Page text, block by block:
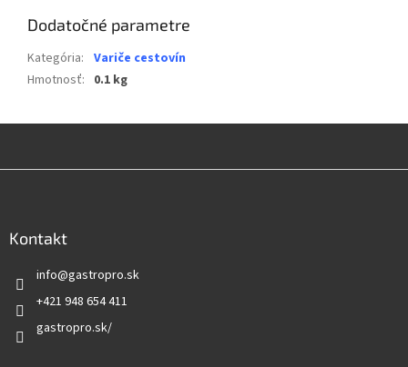
Dodatočné parametre
Kategória: Variče cestovín
Hmotnosť: 0.1 kg
Kontakt
info@gastropro.sk
+421 948 654 411
gastropro.sk/